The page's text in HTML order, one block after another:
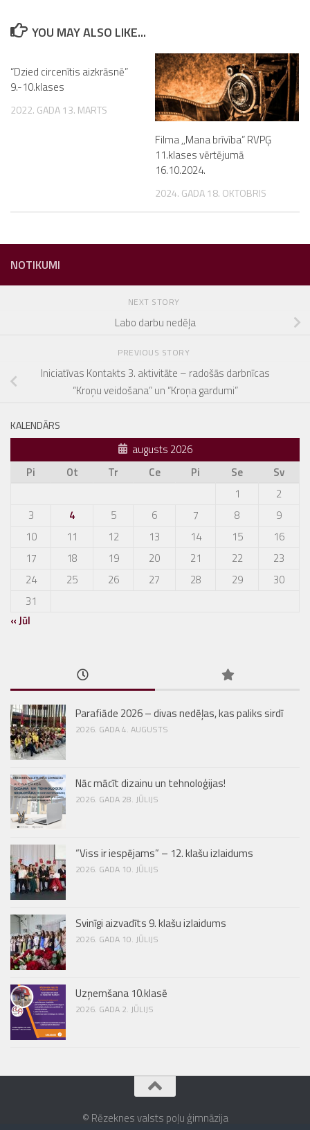
YOU MAY ALSO LIKE...
“Dzied circenītis aizkrāsnē”
9.-10.klases
2022. GADA 13. MARTS
Filma ,,Mana brīvība” RVPĢ
11.klases vērtējumā
16.10.2024.
2024. GADA 18. OKTOBRIS
NOTIKUMI
NEXT STORY
Labo darbu nedēļa
PREVIOUS STORY
Iniciatīvas Kontakts 3. aktivitāte – radošās darbnīcas
“Kroņu veidošana” un “Kroņa gardumi”
KALENDĀRS
augusts 2026
Pi
Ot Tr Ce Pi Se
Sv
1
2
3
4 5 6 7 8
9
10
11 12 13 14 15
16
17
18 19 20 21 22
23
24
25 26 27 28 29
30
31
« Jūl
Parafiāde 2026 – divas nedēļas, kas paliks sirdī
2026. GADA 4. AUGUSTS
Nāc mācīt dizainu un tehnoloģijas!
2026. GADA 28. JŪLIJS
“Viss ir iespējams” – 12. klašu izlaidums
2026. GADA 10. JŪLIJS
Svinīgi aizvadīts 9. klašu izlaidums
2026. GADA 10. JŪLIJS
Uzņemšana 10.klasē
2026. GADA 2. JŪLIJS
© Rēzeknes valsts poļu ģimnāzija